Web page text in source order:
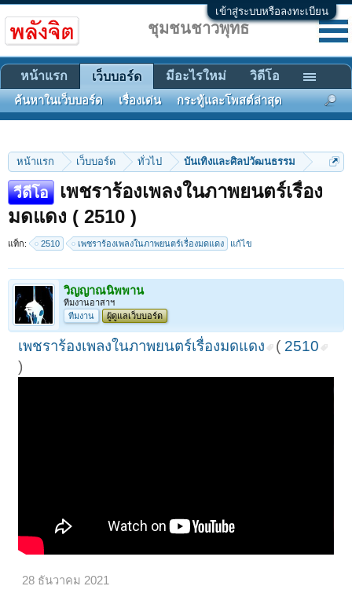
เข้าสู่ระบบหรือลงทะเบียน
หน้าแรก เว็บบอร์ด ทั่วไป บันเทิงและศิลปวัฒนธรรม
วีดีโอ
เพชราร้องเพลงในภาพยนตร์เรื่อง
มดแดง ( 2510 )
แท็ก: 2510 เพชราร้องเพลงในภาพยนตร์เรื่องมดแดง แก้ไข
วิญญาณนิพพาน
ทีมงานอาสาฯ
ทีมงาน
ผู้ดูแลเว็บบอร์ด
เพชราร้องเพลงในภาพยนตร์เรื่องมดแดง ( 2510
)
28 ธันวาคม 2021
ชุมชนชาวพุทธ
หน้าแรก เว็บบอร์ด
ค้นหาในเว็บบอร์ด เรื่องเด่น กระทู้และโพสต์ล่าสุด
มีอะไรใหม่ วิดีโอ